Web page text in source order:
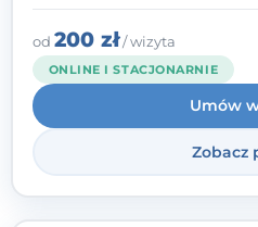
oraz przestrzeń,
wysłuchany i
od 200 zł/ wizyta
ONLINE I STACJONARNIE
Umów
Zobacz